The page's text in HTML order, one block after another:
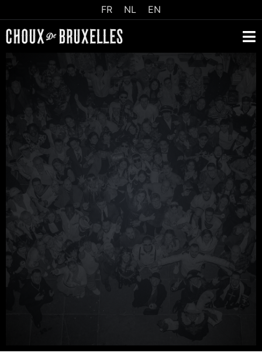
FR NL EN